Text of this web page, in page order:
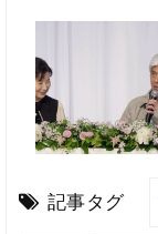
記事タグ